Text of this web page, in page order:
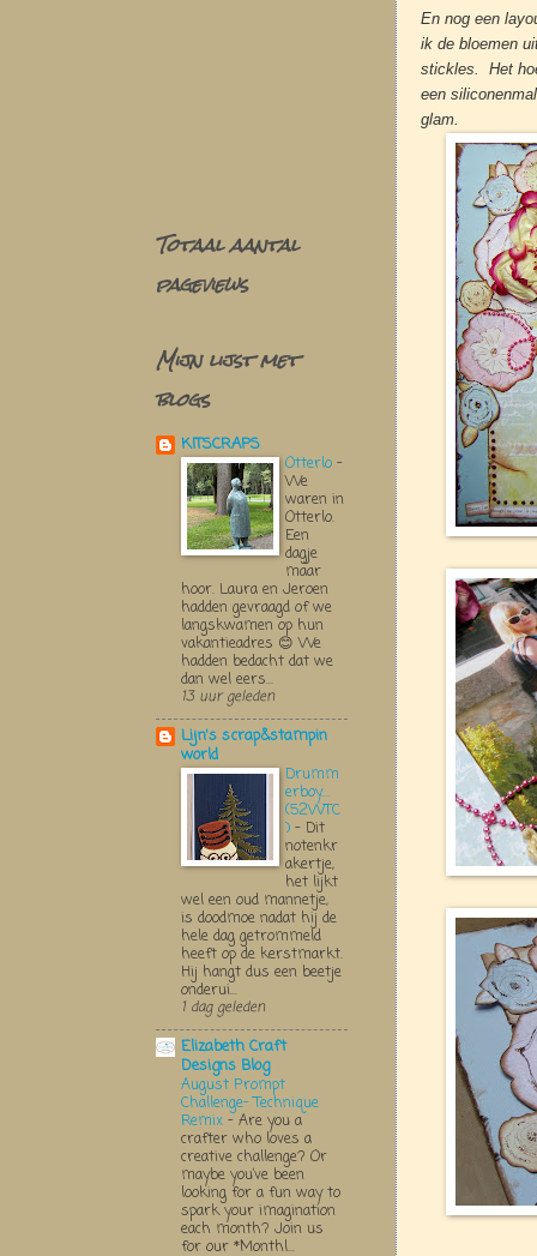
En nog een
ik de bloemen
stickles.
Het
een
glam.
Totaal aantal
pageviews
Mijn lijst met
blogs
KITSCRAPS
Otterlo -
We
waren in
Otterlo.
Een
dagje
maar
hoor. Laura en Jeroen
hadden gevraagd of we
langskwamen op hun
vakantieadres 😊 We
hadden bedacht dat we
dan wel eers...
13 uur geleden
Lijn's scrap&stampin
world
Drumm
erboy....
(52WTC
) - Dit
notenkr
akertje,
het lijkt
wel een oud mannetje,
is doodmoe nadat hij de
hele dag getrommeld
heeft op de kerstmarkt.
Hij hangt dus een beetje
onderui...
1 dag geleden
Elizabeth Craft
Designs Blog
August Prompt
Challenge- Technique
Remix - Are you a
crafter who loves a
creative challenge? Or
maybe you’ve been
looking for a fun way to
spark your imagination
each month? Join us
for our *Monthl...